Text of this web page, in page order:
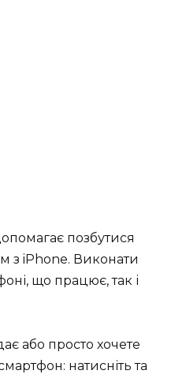
позбутися
з iPhone. Виконати
що працює, так і
або просто хочете
натисніть та